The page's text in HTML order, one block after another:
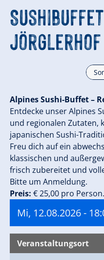
Jörglerhof
Alpines Sushi-Buffet –
Entdecke unser Alpines
und regionalen Zutaten,
japanischen Sushi-
Freu dich auf ein
klassischen und
frisch zubereitet und
Bitte um Anmeldung.
Preis: € 25,00 pro Person.
Mi, 12.08.2026-
Veranstaltungsort